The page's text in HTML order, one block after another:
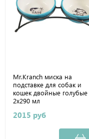
Mr.Kranch миска на
подставке для собак и
кошек двойные голубые
2x290 мл
2015 руб